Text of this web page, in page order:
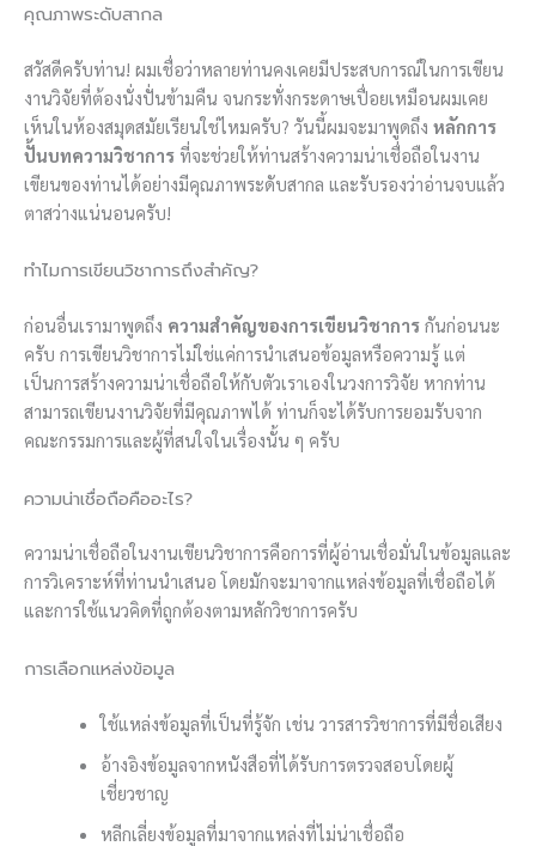
คุณภาพระดับสากล
สวัสดีครับท่าน! ผมเชื่อว่าหลายท่านคงเคยมีประสบการณ์ในการเขียน
งานวิจัยที่ต้องนั่งปั่นข้ามคืน จนกระทั่งกระดาษเปื่อยเหมือนผมเคย
เห็นในห้องสมุดสมัยเรียนใช่ไหมครับ? วันนี้ผมจะมาพูดถึง หลักการ
ปั้นบทความวิชาการ ที่จะช่วยให้ท่านสร้างความน่าเชื่อถือในงาน
เขียนของท่านได้อย่างมีคุณภาพระดับสากล และรับรองว่าอ่านจบแล้ว
ตาสว่างแน่นอนครับ!
ทำไมการเขียนวิชาการถึงสำคัญ?
ก่อนอื่นเรามาพูดถึง ความสำคัญของการเขียนวิชาการ กันก่อนนะ
ครับ การเขียนวิชาการไม่ใช่แค่การนำเสนอข้อมูลหรือความรู้ แต่
เป็นการสร้างความน่าเชื่อถือให้กับตัวเราเองในวงการวิจัย หากท่าน
สามารถเขียนงานวิจัยที่มีคุณภาพได้ ท่านก็จะได้รับการยอมรับจาก
คณะกรรมการและผู้ที่สนใจในเรื่องนั้น ๆ ครับ
ความน่าเชื่อถือคืออะไร?
ความน่าเชื่อถือในงานเขียนวิชาการคือการที่ผู้อ่านเชื่อมั่นในข้อมูลและ
การวิเคราะห์ที่ท่านนำเสนอ โดยมักจะมาจากแหล่งข้อมูลที่เชื่อถือได้
และการใช้แนวคิดที่ถูกต้องตามหลักวิชาการครับ
การเลือกแหล่งข้อมูล
ใช้แหล่งข้อมูลที่เป็นที่รู้จัก เช่น วารสารวิชาการที่มีชื่อเสียง
อ้างอิงข้อมูลจากหนังสือที่ได้รับการตรวจสอบโดยผู้
เชี่ยวชาญ
หลีกเลี่ยงข้อมูลที่มาจากแหล่งที่ไม่น่าเชื่อถือ